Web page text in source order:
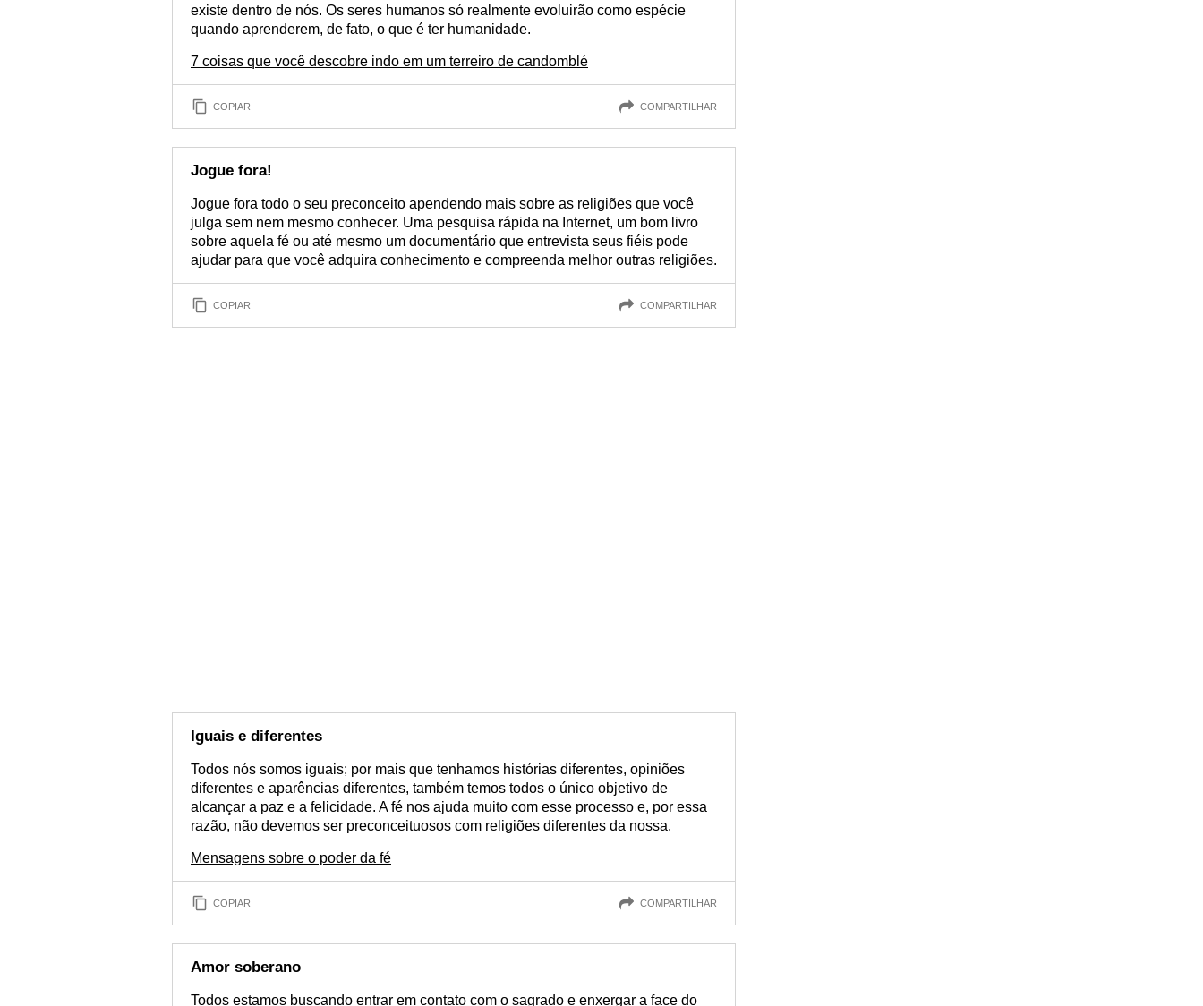
existe dentro de nós. Os seres humanos só realmente evoluirão como espécie
quando aprenderem, de fato, o que é ter humanidade.
7 coisas que você descobre indo em um terreiro de candomblé
COPIAR COMPARTILHAR
Jogue fora!
Jogue fora todo o seu preconceito apendendo mais sobre as religiões que você
julga sem nem mesmo conhecer. Uma pesquisa rápida na Internet, um bom livro
sobre aquela fé ou até mesmo um documentário que entrevista seus fiéis pode
ajudar para que você adquira conhecimento e compreenda melhor outras religiões.
COPIAR COMPARTILHAR
Iguais e diferentes
Todos nós somos iguais; por mais que tenhamos histórias diferentes, opiniões
diferentes e aparências diferentes, também temos todos o único objetivo de
alcançar a paz e a felicidade. A fé nos ajuda muito com esse processo e, por essa
razão, não devemos ser preconceituosos com religiões diferentes da nossa.
Mensagens sobre o poder da fé
COPIAR COMPARTILHAR
Amor soberano
Todos estamos buscando entrar em contato com o sagrado e enxergar a face do